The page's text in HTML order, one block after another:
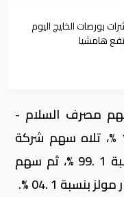
بورصات الخليج اليوم
هامشيا
سهم مصرف السلام -
البحرين، محققا نسبة نمو 2 .15 %، تلاه سهم شركة
"دي إكس بي إنترتينمنتس"، بنسبة 1 .99 %، ثم سهم